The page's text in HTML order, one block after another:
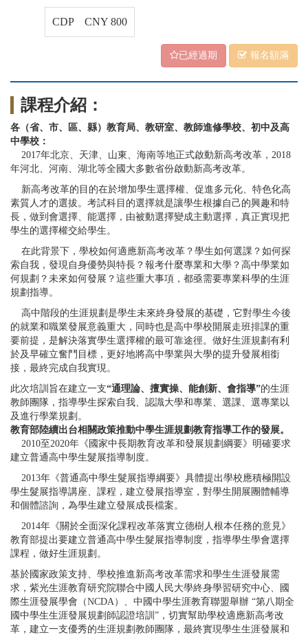
CDP CNY 800
已經過期 報名額滿
課程介紹：
各（省、市、區、縣）教育局、教研室、教師進修學校、初中及高
中學校：
2017年北京、天津、山東、海南等地正式啟動新高考改革， 2018
年河北、河南、湖北等全國大多數省份啟動新高考改革。
新高考改革的目的在於增加學生選擇權、促進多元化、特色化高
素質人才的選拔。考試科目的選擇就是讓學生根據自己的興趣和特
長，做到會選擇、能選擇，由被動選擇變成主動選擇，真正實現把
學生的選擇權交給學生。
在此背景下，學校如何適應新高考改革？學生如何選課？如何探
索自我，發現自身優勢與特長？報考什麼專業和大學？高中學業如
何規劃？未來如何發展？這些重大事項，都亟需要專業科學的生涯
規劃指導。
高中階段的生涯規劃是學生未來終身發展的基礎，它對學生今後
的就業和職業發展意義重大，同時也是高中學校開展走班排課的重
要前提，是解決落實學生選擇權的最可靠途徑。做好生涯規劃有利
於及早確立奮鬥目標，更好地將高中學業與大學的提升發展相銜
接，最終完成自我實現。
此次培訓旨在建立一支“通理論、擅實操、能創新、會指導”的生涯
教師團隊，指導學生探索自我、認識大學和專業、選課、選專業以
及進行學業規劃。
教育部陸續出台相關政策推動中學生涯規劃教育指導工作的發展。
2010至2020年《國家中長期教育改革和發展規劃綱要》明確要求
建立普通高中學生髮展指導制度。
2013年《普通高中學生髮展指導綱要》具體提出學校應積極開設
學生髮展指導講座、課程，建立發展指導室，對學生開展團體輔導
和個體諮詢，為學生建立發展成長檔案。
2014年《關於全面深化課程改革落實立德樹人根本任務的意見》
教育部提出要建立普通高中學生髮展指導制度，指導學生學會選擇
課程，做好生涯規劃。
基於國家政策支持、學校推進新高考改革需求和學生生涯發展需
求，紫光生涯教育研究院聯合中國人民大學終身學習研究中心、國
際生涯發展學會（NCDA）、中國中學生涯教育聯盟舉辦 “第八期全
國中學生生涯發展規劃師認證培訓 ” ，切實幫助學校適應新高考改
革，建立一支優秀的生涯規劃教師團隊，最終實現學生生涯發展和